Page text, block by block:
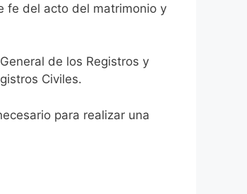
fe del acto del matrimonio y
de los Registros y
Civiles.
para realizar una